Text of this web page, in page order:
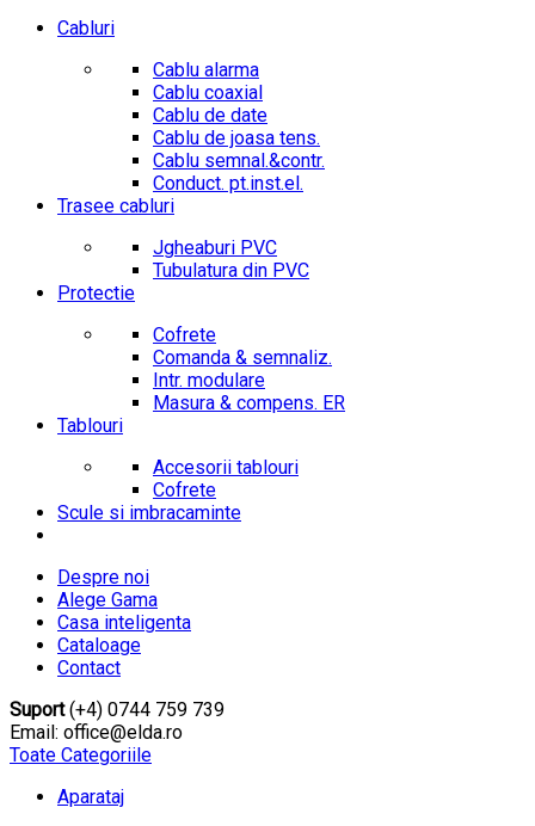
Cabluri
Cablu alarma
Cablu coaxial
Cablu de date
Cablu de joasa tens.
Cablu semnal.&contr.
Conduct. pt.inst.el.
Trasee cabluri
Jgheaburi PVC
Tubulatura din PVC
Protectie
Cofrete
Comanda & semnaliz.
Intr. modulare
Masura & compens. ER
Tablouri
Accesorii tablouri
Cofrete
Scule si imbracaminte
Despre noi
Alege Gama
Casa inteligenta
Cataloage
Contact
Suport(+4) 0744 759 739
Email: office@elda.ro
Toate Categoriile
Aparataj